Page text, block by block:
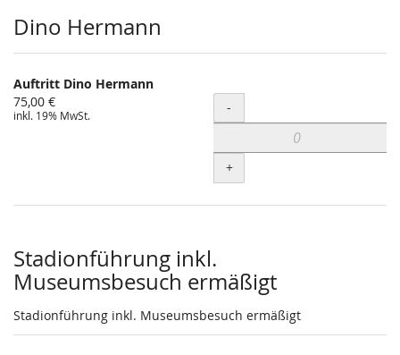
Dino Hermann
Auftritt Dino Hermann
75,00 €
inkl. 19% MwSt. Menge
-
+
Stadionführung inkl.
Museumsbesuch ermäßigt
Stadionführung inkl. Museumsbesuch ermäßigt